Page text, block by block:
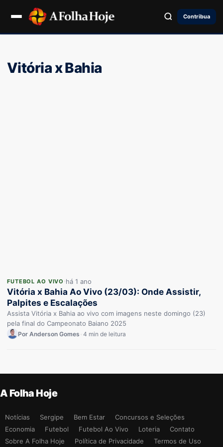
Contribua
Vitória x Bahia
FUTEBOL AO VIVO há 1 ano
Vitória x Bahia Ao Vivo (23/03): Onde Assistir,
Palpites e Escalações
Assista Vitória x Bahia ao vivo com imagens neste domingo (23)
pela final do Campeonato Baiano 2025
Por Anderson Gomes 4 min de leitura
A Folha Hoje
Notícias Sergipe Bem Estar
Concursos e Seleções
Economia
Futebol Futebol Ao Vivo Loteria
Contato
Sobre A Folha Hoje
Política de Privacidade Termos de Uso